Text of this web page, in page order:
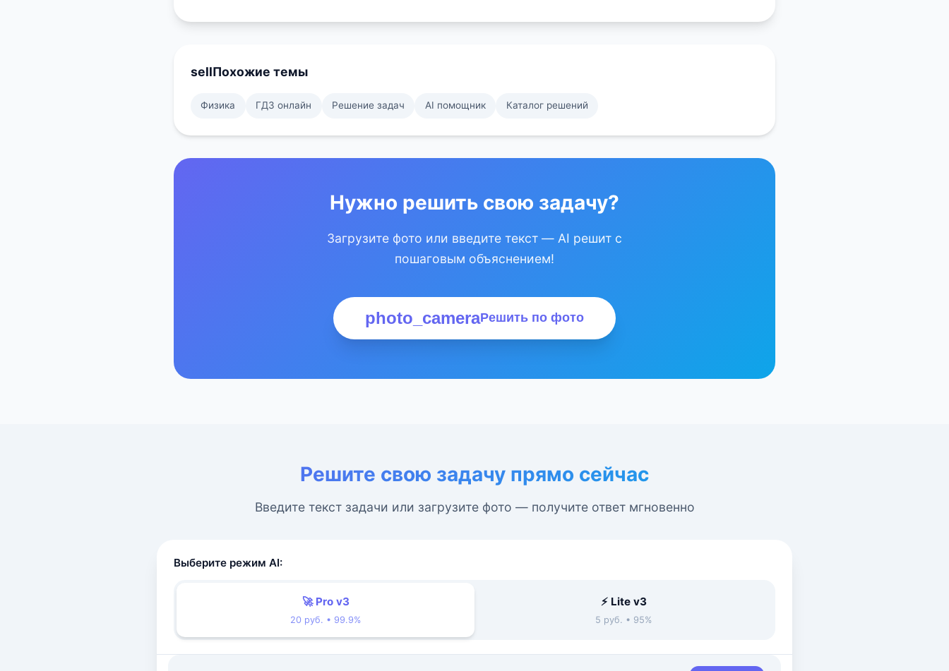
sellПохожие темы
Физика ГДЗ онлайн Решение задач AI помощник Каталог решений
Нужно решить свою задачу?
Загрузите фото или введите текст — AI решит с
пошаговым объяснением!
photo_cameraРешить по фото
Решите свою задачу прямо сейчас
Введите текст задачи или загрузите фото — получите ответ мгновенно
Выберите режим AI:
🚀 Pro v3
20 руб. • 99.9%
⚡ Lite v3
5 руб. • 95%